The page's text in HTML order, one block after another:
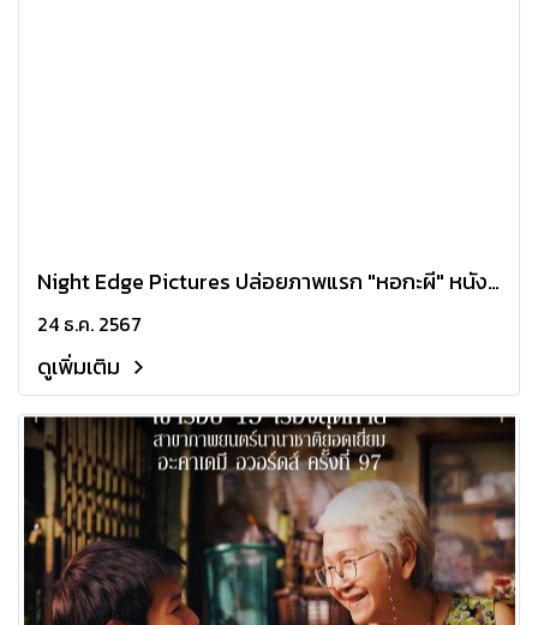
Night Edge Pictures ปล่อยภาพแรก "หอกะผี" หนังผี
ระทึกสัญชาติไทยเรื่องแรกของค่าย หลังจากบุกเปิดตัว
ความสยองในงาน American Film Market 2024
24 ธ.ค. 2567
ดูเพิ่มเติม